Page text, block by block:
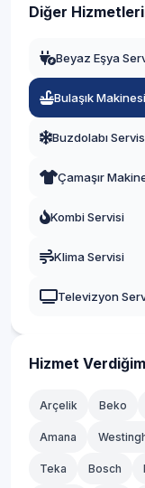
Diğer
Beyaz Eşya
Bulaşık
Buzdolabı
Çamaşır
Kombi Servisi
Klima Servisi
Televizyon
Hizmet
Arçelik Beko
Amana
Teka Bosch